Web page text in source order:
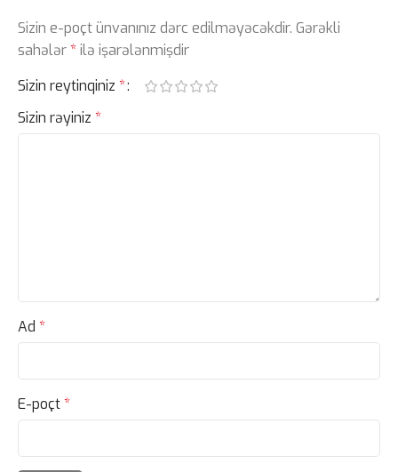
Sizin e-poçt ünvanınız dərc edilməyəcəkdir. Gərəkli
sahələr*ilə işarələnmişdir
Sizin reytinqiniz *
Sizin rəyiniz *
Ad *
E-poçt*